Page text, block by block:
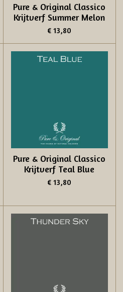
Pure & Original Classico
Krijtverf Summer Melon
€ 13,80
Pure & Original Classico
Krijtverf Teal Blue
€ 13,80